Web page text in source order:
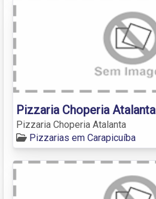
Pizzaria Choperia Atalanta
Pizzaria Choperia Atalanta
Pizzarias em Carapicuíba